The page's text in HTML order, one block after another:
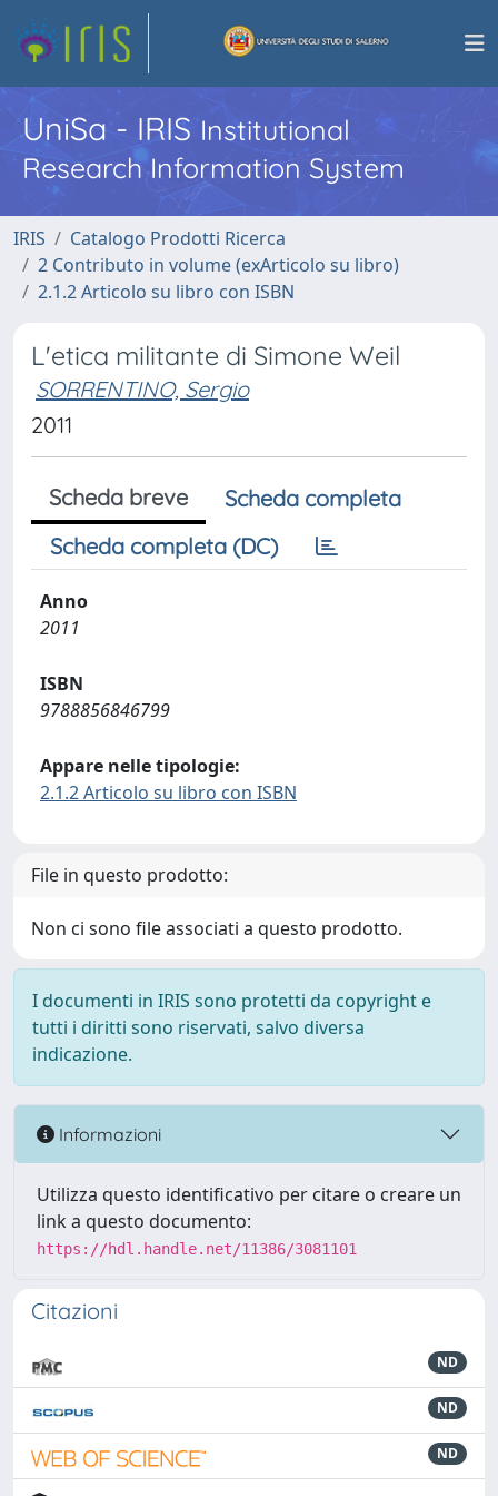
UniSa - IRISInstitutional
Research Information System
IRIS
Catalogo Prodotti Ricerca
2 Contributo in volume (exArticolo su libro)
2.1.2 Articolo su libro con ISBN
L'etica militante di Simone Weil
SORRENTINO, Sergio
2011
Scheda breve
Scheda completa
Scheda completa (DC)
Anno
2011
ISBN
9788856846799
Appare nelle tipologie:
2.1.2 Articolo su libro con ISBN
File in questo prodotto:
Non ci sono file associati a questo prodotto.
I documenti in IRIS sono protetti da copyright e
tutti i diritti sono riservati, salvo diversa
indicazione.
Informazioni
Utilizza questo identificativo per citare o creare un
link a questo documento:
https://hdl.handle.net/11386/3081101
Citazioni
ND
ND
ND